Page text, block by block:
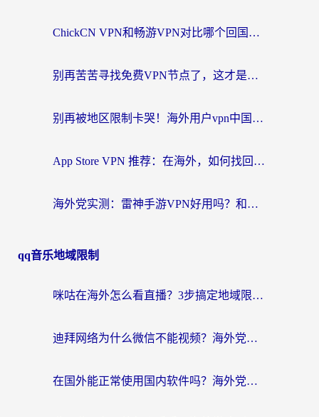
ChickCN VPN和畅游VPN对比哪个回国效果更好？海外党必看的回国加速器选择指南
别再苦苦寻找免费VPN节点了，这才是海外访问国内资源的正确姿势
别再被地区限制卡哭！海外用户vpn中国下载全攻略，无缝刷剧办公社交
App Store VPN 推荐：在海外，如何找回那扇回家的“任意门”？
海外党实测：雷神手游VPN好用吗？和闪电VPN对比哪个回国效果更好？附小众工具深度测评
qq音乐地域限制
咪咕在海外怎么看直播？3步搞定地域限制，还能畅看腾讯视频与国内热剧
迪拜网络为什么微信不能视频？海外党必看的回国加速全攻略
在国外能正常使用国内软件吗？海外党亲测有效的无缝访问指南